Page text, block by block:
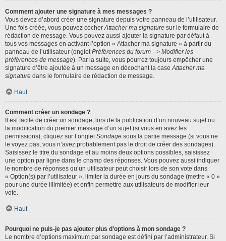
Comment ajouter une signature à mes messages ?
Vous devez d’abord créer une signature depuis votre panneau de l’utilisateur.
Une fois créée, vous pouvez cocherAttacher ma signature sur le formulaire de
rédaction de message. Vous pouvez aussi ajouter la signature par défaut à
tous vos messages en activant l’option « Attacher ma signature » à partir du
panneau de l’utilisateur (ongletPréférences du forum --> Modifier les
préférences de message). Par la suite, vous pourrez toujours empêcher une
signature d’être ajoutée à un message en décochant la caseAttacher ma
signature dans le formulaire de rédaction de message.
Haut
Comment créer un sondage ?
Il est facile de créer un sondage, lors de la publication d’un nouveau sujet ou
la modification du premier message d’un sujet (si vous en avez les
permissions), cliquez sur l’ongletSondage sous la partie message (si vous ne
le voyez pas, vous n’avez probablement pas le droit de créer des sondages).
Saisissez le titre du sondage et au moins deux options possibles, saisissez
une option par ligne dans le champ des réponses. Vous pouvez aussi indiquer
le nombre de réponses qu’un utilisateur peut choisir lors de son vote dans
« Option(s) par l’utilisateur », limiter la durée en jours du sondage (mettre « 0 »
pour une durée illimitée) et enfin permettre aux utilisateurs de modifier leur
vote.
Haut
Pourquoi ne puis-je pas ajouter plus d’options à mon sondage ?
Le nombre d’options maximum par sondage est défini par l’administrateur. Si